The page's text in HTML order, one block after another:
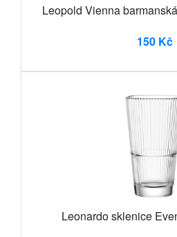
Leopold Vienna
150 Kč
Leonardo sklenice